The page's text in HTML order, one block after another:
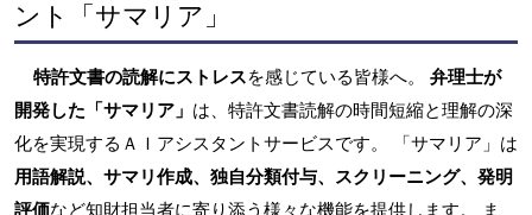
ント「サマリア」
特許文書の読解にストレスを感じている皆様へ。 弁理士が
開発した「サマリア」 は、特許文書読解の時間短縮と理解の深
化を実現するＡＩアシスタントサービスです。 「サマリア」は
用語解説、サマリ作成、独自分類付与、スクリーニング、発明
評価など知財担当者に寄り添う様々な機能を提供します。 ま